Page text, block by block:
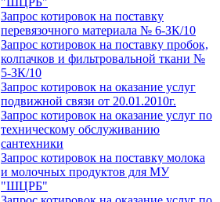
Запрос котировок на поставку
перевязочного материала № 6-ЗК/10
Запрос котировок на поставку пробок,
колпачков и фильтровальной ткани №
5-ЗК/10
Запрос котировок на оказание услуг
подвижной связи от 20.01.2010г.
Запрос котировок на оказание услуг по
техническому обслуживанию
сантехники
Запрос котировок на поставку молока
и молочных продуктов для МУ
"ШЦРБ"